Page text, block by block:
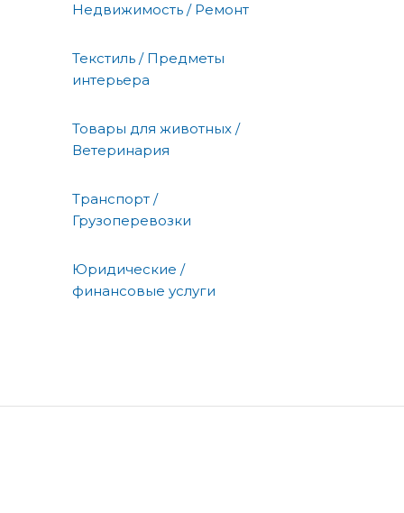
Недвижимость / Ремонт
Текстиль / Предметы
интерьера
Товары для животных /
Ветеринария
Транспорт /
Грузоперевозки
Юридические /
финансовые услуги